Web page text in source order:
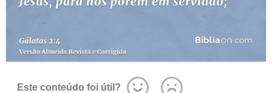
Este conteúdo foi útil?